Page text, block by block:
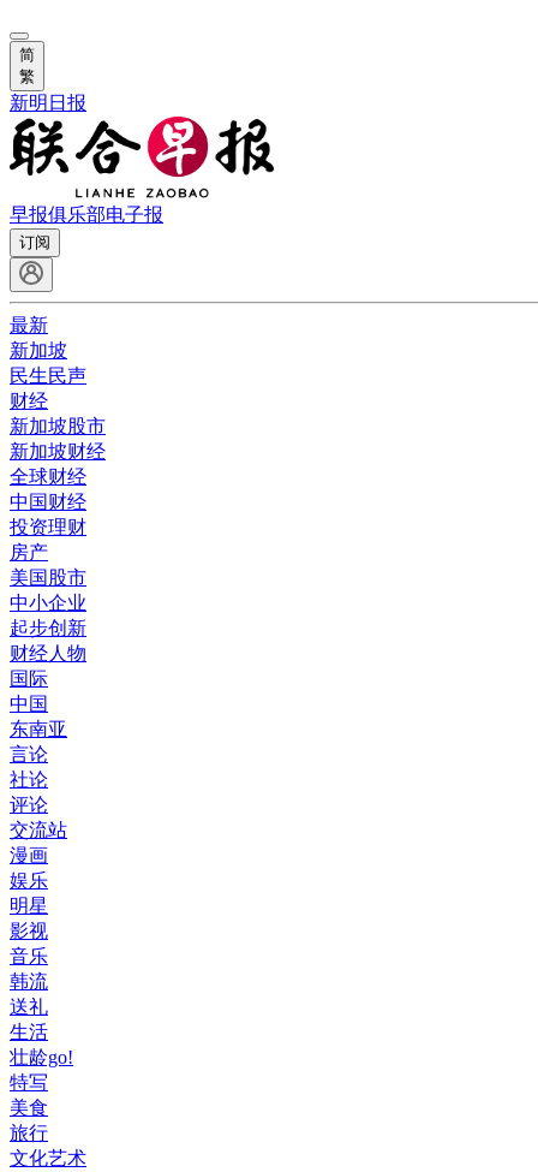
简
繁
新明日报
早报俱乐部电子报
订阅
最新
新加坡
民生民声
财经
新加坡股市
新加坡财经
全球财经
中国财经
投资理财
房产
美国股市
中小企业
起步创新
财经人物
国际
中国
东南亚
言论
社论
评论
交流站
漫画
娱乐
明星
影视
音乐
韩流
送礼
生活
壮龄go!
特写
美食
旅行
文化艺术